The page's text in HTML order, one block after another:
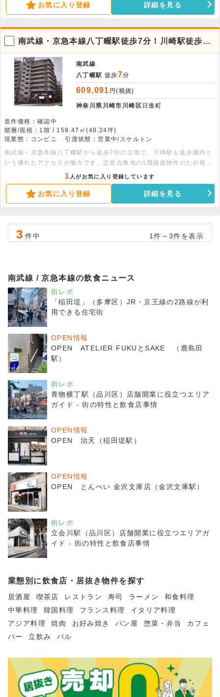
お気に入り登録 詳細を見る
南武線・京急本線八丁畷駅徒歩7分！川崎駅徒歩圏
内の1階路面貸店舗物件。飲食不可
南武線
八丁畷駅 徒歩7分
609,091 円(税抜)
神奈川県川崎市川崎区 日進町
造作価格：確認中
階層/面積：1階 / 159.47㎡(48.24坪)
現業態：コンビニ
引渡状態：営業中/スケルトン
南武線・京急本線八丁畷駅から徒歩7分の立地で、川崎駅も徒歩圏内と
いう優れたアクセスが魅力です。交差点角地の1階路面物件のため視認
性が高く、人通りの多い環境で安定した集客が期待できます。約48坪
の広々とした空間は、美容や医療、物販などのサービス店舗に最適で
す。24時間利用可能です。詳細につきましてはお問い合わせくださ
い。
1 人がお気に入り登録しています
お気に入り登録 詳細を見る
3 件中 1件～3件を表示
南武線 / 京急本線の飲食ニュース
街レポ
「稲田堤」（多摩区）JR・京王線の2路線が利
用できる住宅街
OPEN情報
OPEN ATELIER FUKUとSAKE （鹿島田
駅）
街レポ
青物横丁駅（品川区）店舗開業に役立つエリア
ガイド - 街の特性と飲食店事情
OPEN情報
OPEN 治天（稲田堤駅）
OPEN情報
OPEN とんぺい 金沢文庫店（金沢文庫駅）
街レポ
立会川駅（品川区）店舗開業に役立つエリアガ
イド - 街の特性と飲食店事情
業態別に飲食店・居抜き物件を探す
居酒屋 喫茶店 レストラン 寿司 ラーメン
和食料理
中華料理
韓国料理 フランス料理
イタリア料理
アジア料理
焼肉 お好み焼き パン屋 惣菜・弁当
カフェ
バー
立飲み バル